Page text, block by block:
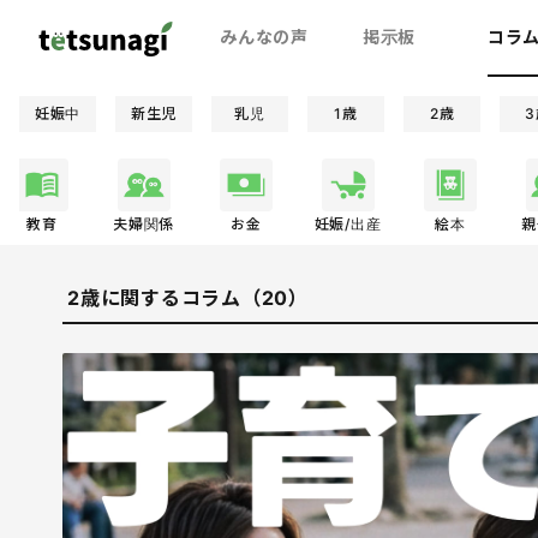
みんなの声 掲示板 コラ
妊娠中 新生児 乳児 1歳 2歳 3
教育 夫婦関係 お金 妊娠/出産 絵本
2歳に関するコラム（20）